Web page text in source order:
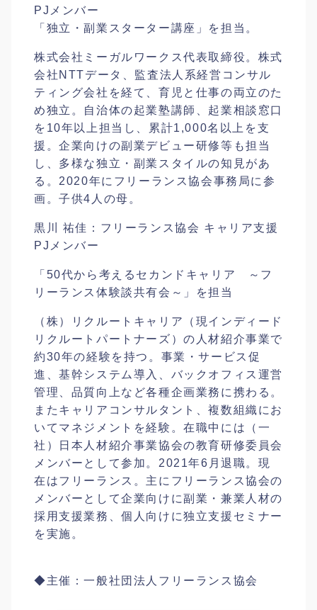
PJメンバー
「独立・副業スターター講座」を担当。
株式会社ミーガルワークス代表取締役。株式
会社NTTデータ、監査法人系経営コンサル
ティング会社を経て、育児と仕事の両立のた
め独立。自治体の起業塾講師、起業相談窓口
を10年以上担当し、累計1,000名以上を支
援。企業向けの副業デビュー研修等も担当
し、多様な独立・副業スタイルの知見があ
る。2020年にフリーランス協会事務局に参
画。子供4人の母。
黒川 祐佳：フリーランス協会 キャリア支援
PJメンバー
「50代から考えるセカンドキャリア ～フ
リーランス体験談共有会～」を担当
（株）リクルートキャリア（現インディード
リクルートパートナーズ）の人材紹介事業で
約30年の経験を持つ。事業・サービス促
進、基幹システム導入、バックオフィス運営
管理、品質向上など各種企画業務に携わる。
またキャリアコンサルタント、複数組織にお
いてマネジメントを経験。在職中には（一
社）日本人材紹介事業協会の教育研修委員会
メンバーとして参加。2021年6月退職。現
在はフリーランス。主にフリーランス協会の
メンバーとして企業向けに副業・兼業人材の
採用支援業務、個人向けに独立支援セミナー
を実施。
◆主催：一般社団法人フリーランス協会